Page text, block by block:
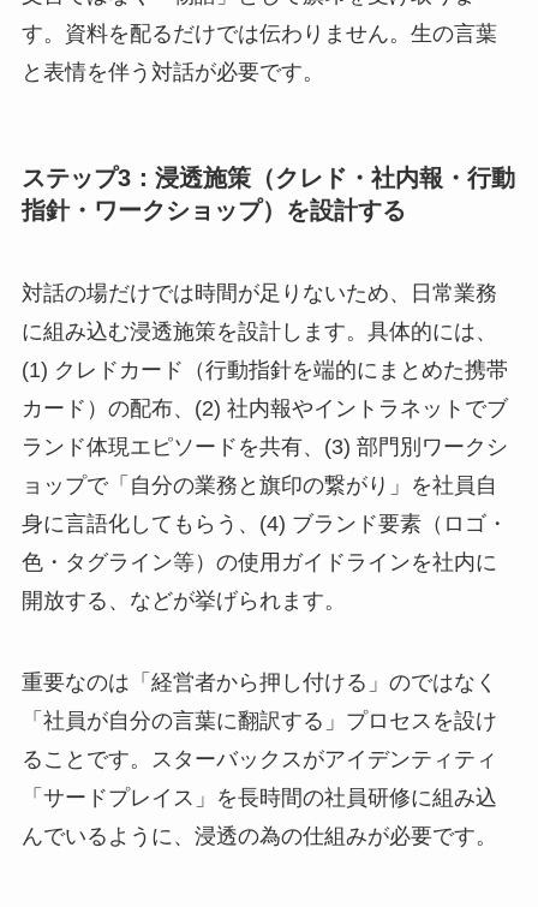
す。資料を配るだけでは伝わりません。生の言葉
と表情を伴う対話が必要です。
ステップ3：浸透施策（クレド・社内報・行動
指針・ワークショップ）を設計する
対話の場だけでは時間が足りないため、日常業務
に組み込む浸透施策を設計します。具体的には、
(1) クレドカード（行動指針を端的にまとめた携帯
カード）の配布、(2) 社内報やイントラネットでブ
ランド体現エピソードを共有、(3) 部門別ワークシ
ョップで「自分の業務と旗印の繋がり」を社員自
身に言語化してもらう、(4) ブランド要素（ロゴ・
色・タグライン等）の使用ガイドラインを社内に
開放する、などが挙げられます。
重要なのは「経営者から押し付ける」のではなく
「社員が自分の言葉に翻訳する」プロセスを設け
ることです。スターバックスがアイデンティティ
「サードプレイス」を長時間の社員研修に組み込
んでいるように、浸透の為の仕組みが必要です。